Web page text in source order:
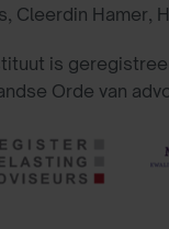
Cleerdin Hamer,
is
Orde van